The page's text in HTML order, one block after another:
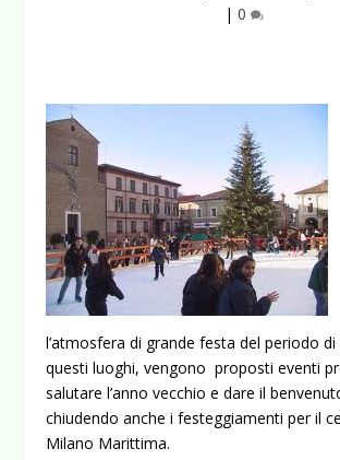
| 0
l’atmosfera di grande festa del periodo di
questi luoghi, vengono proposti eventi
salutare l’anno vecchio e dare il
chiudendo anche i festeggiamenti per il
Milano Marittima.